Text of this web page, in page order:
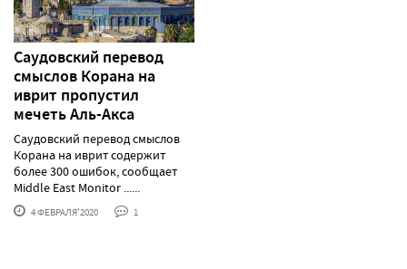
Саудовский перевод
смыслов Корана на
иврит пропустил
мечеть Аль-Акса
Саудовский перевод смыслов
Корана на иврит содержит
более 300 ошибок, сообщает
Middle East Monitor ......
4 ФЕВРАЛЯ'2020 1